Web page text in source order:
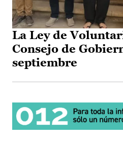
La Ley de
Consejo de
septiembre